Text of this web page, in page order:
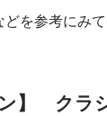
を参考にみ
ン】 クラ